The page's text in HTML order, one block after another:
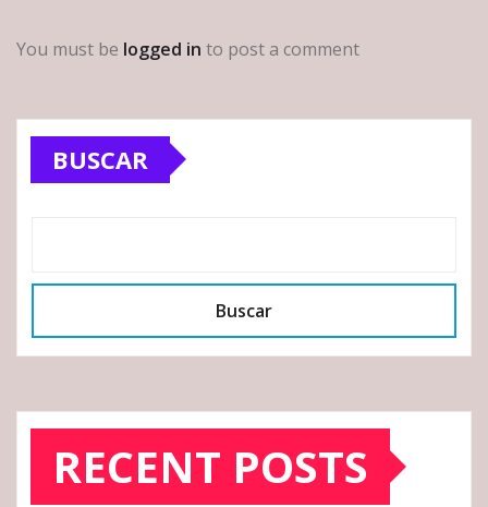
You must be logged in to post a comment
BUSCAR
Buscar
RECENT POSTS